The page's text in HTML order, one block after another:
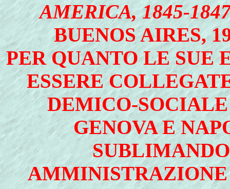
AMERICA, 1845-
BUENOS AIRES,
PER QUANTO LE SUE
ESSERE
DEMICO-
GENOVA E
AMMINISTRAZIONE